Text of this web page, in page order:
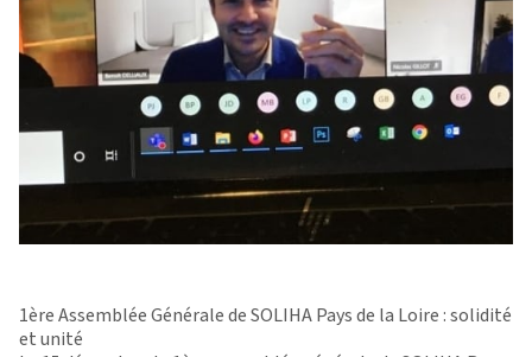
1ère Assemblée Générale de SOLIHA Pays de la Loire : solidité
et unité